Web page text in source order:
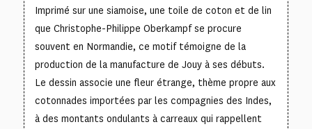
Imprimé sur une siamoise, une toile de coton et de lin
que Christophe-Philippe Oberkampf se procure
souvent en Normandie, ce motif témoigne de la
production de la manufacture de Jouy à ses débuts.
Le dessin associe une fleur étrange, thème propre aux
cotonnades importées par les compagnies des Indes,
à des montants ondulants à carreaux qui rappellent